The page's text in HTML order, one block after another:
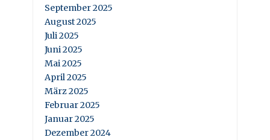
September 2025
August 2025
Juli 2025
Juni 2025
Mai 2025
April 2025
März 2025
Februar 2025
Januar 2025
Dezember 2024